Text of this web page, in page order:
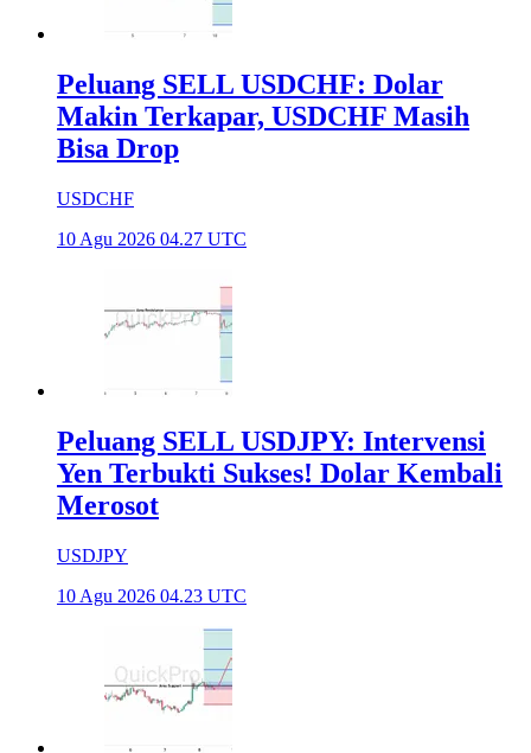
Peluang SELL USDCHF: Dolar
Makin Terkapar, USDCHF Masih
Bisa Drop
USDCHF
10 Agu 2026 04.27 UTC
Peluang SELL USDJPY: Intervensi
Yen Terbukti Sukses! Dolar Kembali
Merosot
USDJPY
10 Agu 2026 04.23 UTC